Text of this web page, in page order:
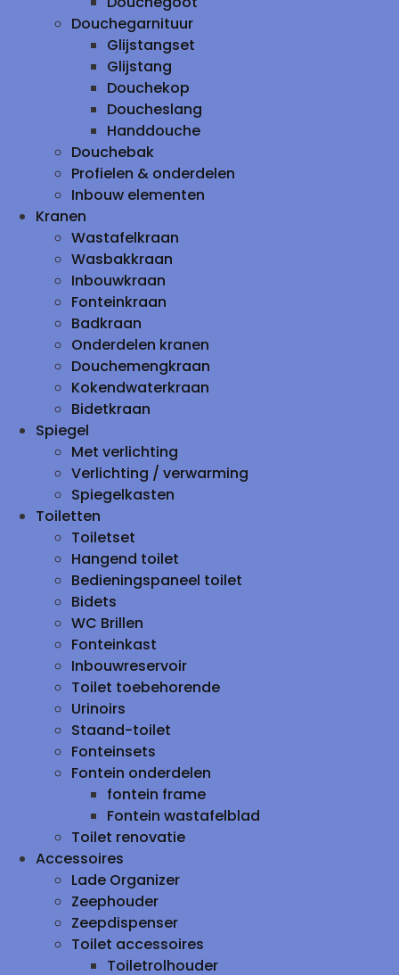
Douchegarnituur
Glijstangset
Glijstang
Douchekop
Doucheslang
Handdouche
Douchebak
Profielen & onderdelen
Inbouw elementen
Kranen
Wastafelkraan
Wasbakkraan
Inbouwkraan
Fonteinkraan
Badkraan
Onderdelen kranen
Douchemengkraan
Kokendwaterkraan
Bidetkraan
Spiegel
Met verlichting
Verlichting / verwarming
Spiegelkasten
Toiletten
Toiletset
Hangend toilet
Bedieningspaneel toilet
Bidets
WC Brillen
Fonteinkast
Inbouwreservoir
Toilet toebehorende
Urinoirs
Staand-toilet
Fonteinsets
Fontein onderdelen
fontein frame
Fontein wastafelblad
Toilet renovatie
Accessoires
Lade Organizer
Zeephouder
Zeepdispenser
Toilet accessoires
Toiletrolhouder